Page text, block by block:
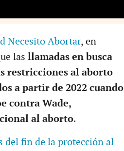
Necesito Abortar, en
las llamadas en busca
restricciones al aborto
a partir de 2022 cuando
contra Wade,
al aborto.
del fin de la protección al